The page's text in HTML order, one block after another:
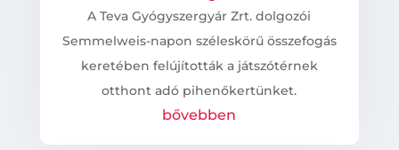
A Teva Gyógyszergyár Zrt. dolgozói
Semmelweis-napon széleskörű összefogás
keretében felújították a játszótérnek
otthont adó pihenőkertünket.
bővebben